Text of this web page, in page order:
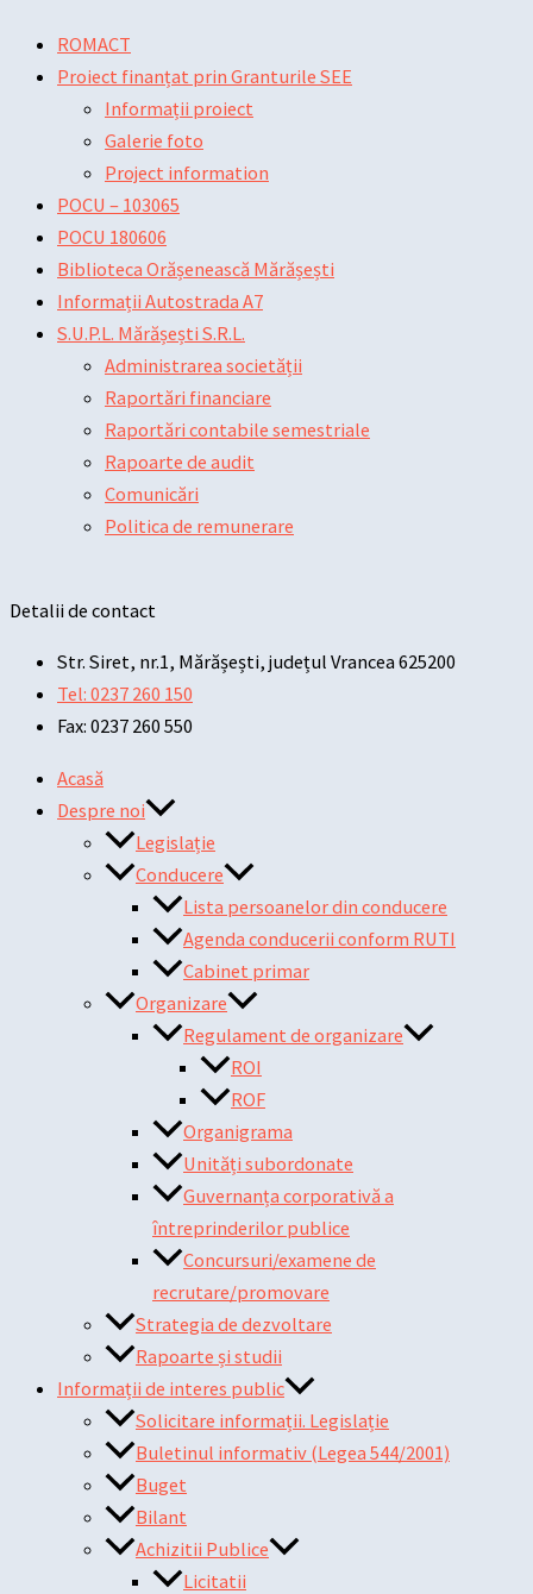
content
Menu
ROMACT
Proiect finanțat prin Granturile SEE
Informații proiect
Galerie foto
Project information
POCU – 103065
POCU 180606
Biblioteca Orășenească Mărășești
Informații Autostrada A7
S.U.P.L. Mărășești S.R.L.
Administrarea societății
Raportări financiare
Raportări contabile semestriale
Rapoarte de audit
Comunicări
Politica de remunerare
Detalii de contact
Str. Siret, nr.1, Mărășești, județul Vrancea 625200
Tel: 0237 260 150
Fax: 0237 260 550
Acasă
Despre noi
Legislație
Conducere
Lista persoanelor din conducere
Agenda conducerii conform RUTI
Cabinet primar
Organizare
Regulament de organizare
ROI
ROF
Organigrama
Unități subordonate
Guvernanța corporativă a
întreprinderilor publice
Concursuri/examene de
recrutare/promovare
Strategia de dezvoltare
Rapoarte și studii
Informații de interes public
Solicitare informații. Legislație
Buletinul informativ (Legea 544/2001)
Buget
Bilant
Achizitii Publice
Licitatii
Menunavigation